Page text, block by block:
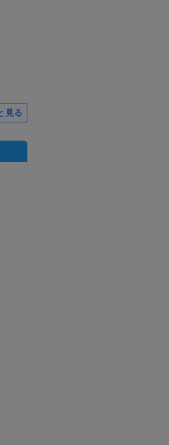
見る